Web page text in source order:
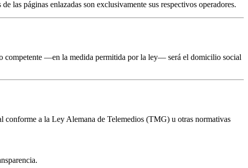
las páginas enlazadas son exclusivamente sus respectivos operadores.
competente —en la medida permitida por la ley— será el domicilio social
a la Ley Alemana de Telemedios (TMG) u otras normativas